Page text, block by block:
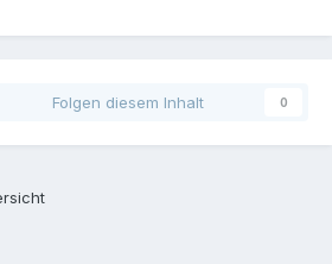
Folgen diesem Inhalt 0